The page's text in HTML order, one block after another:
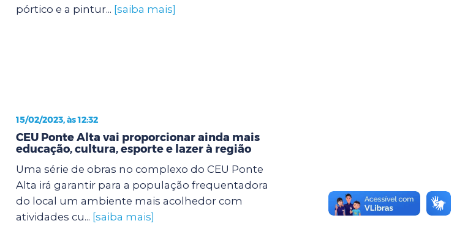
pórtico e a pintur... [saiba mais]
15/02/2023, às 12:32
CEU Ponte Alta vai proporcionar ainda mais
educação, cultura, esporte e lazer à região
Uma série de obras no complexo do CEU Ponte
Alta irá garantir para a população frequentadora
do local um ambiente mais acolhedor com
atividades cu... [saiba mais]